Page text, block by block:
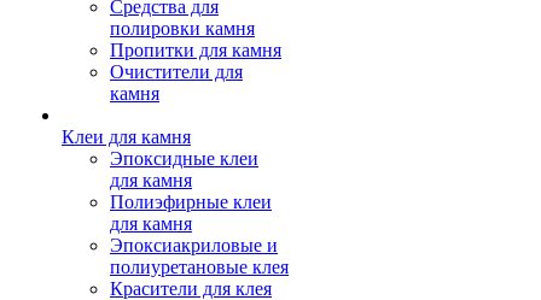
Средства для
полировки камня
Пропитки для камня
Очистители для
камня
Клеи для камня
Эпоксидные клеи
для камня
Полиэфирные клеи
для камня
Эпоксиакриловые и
полиуретановые клея
Красители для клея